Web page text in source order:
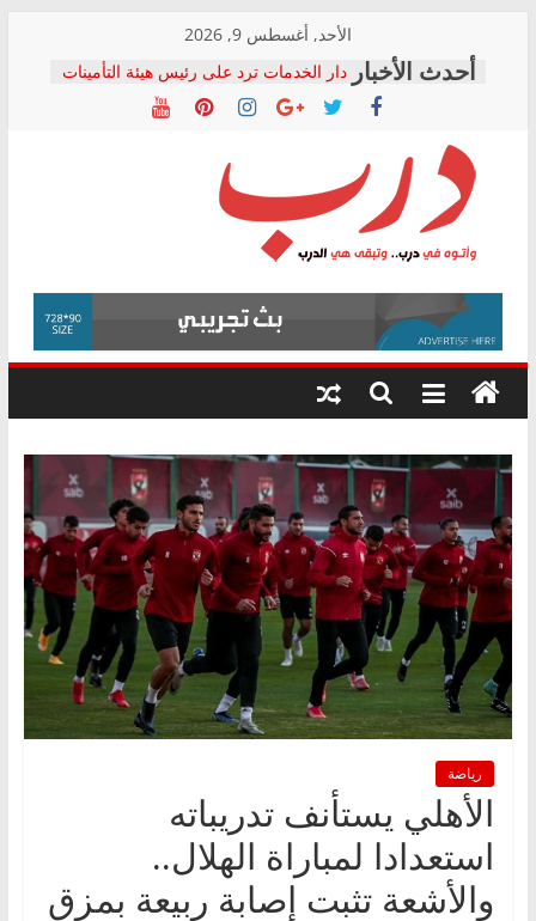
content
الأحد, أغسطس 9, 2026
دار الخدمات ترد على رئيس هيئة التأمينات
بعد مؤتمره الصحفي: إنكار الأزمة لا ينهي
معاناة أصحاب المعاشات.. ونطالب بكشف
فرحات سليمان يكتب: القطاع الصحي إلى
أين؟
حزب التحالف الشعبي يطلق لجنة “الحق
في الصحة” بالإسكندرية لرصد الانتهاكات
ودعم المرضى
الوزاري لمدينة الصحفيين.. وانتهاء أعمال
إنشاء المبنى الإداري
المجلس القومي لحقوق الإنسان يعلن
متابعة قضية الدكتور محمد زهران.. ويؤكد:
قرينة البراءة وضمانات المحاكمة العادلة
درب
وأتوه
درب..
وتبقى
هي
رياضة
الأهلي يستأنف تدريباته
استعدادا لمباراة الهلال..
والأشعة تثبت إصابة ربيعة بمزق